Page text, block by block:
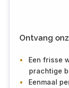
Ontvang
Een frisse
prachtige
Eenmaal